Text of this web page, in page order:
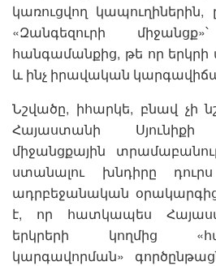
կառուցվող կապուղիներին,
«Զանգեզուրի
հանգամանքից, թե որ
և ինչ իրավական
Նշվածը, իհարկե, բնավ չի
Հայաստանի
միջանցքային
ստանալու խնդիրը
ադրբեջանական
է, որ հատկապես
երկրերի կողմից
կարգավորման»